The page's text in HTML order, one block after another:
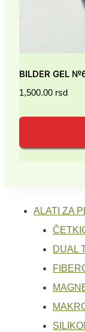
BILDER GEL
1,500.00 rsd
ALATI ZA
DUAL